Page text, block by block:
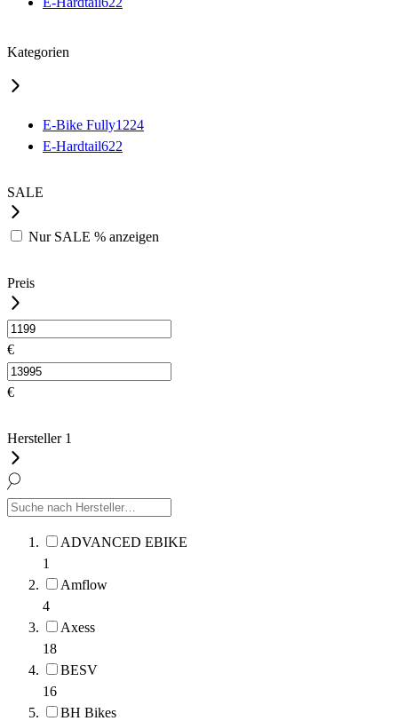
Kategorien
E-Bike Fully1224
E-Hardtail622
SALE
Nur SALE % anzeigen
Preis
€
€
Hersteller 1
ADVANCED EBIKE
1
Amflow
4
Axess
18
BESV
16
BH Bikes